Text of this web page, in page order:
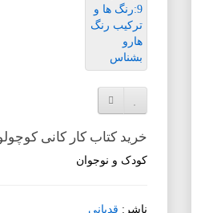
افزودن به لیست دلخواه
خرید کتاب کار کانی کوچولو جلد 9:رنگ ها و ترکیب رنگ
کودک و نوجوان
ناشر: قدیانی